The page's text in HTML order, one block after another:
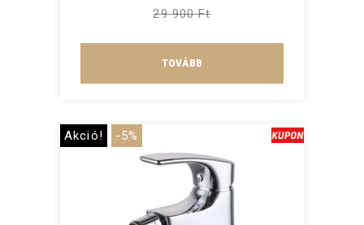
29 900 Ft
TOVÁBB
Akció! -5%